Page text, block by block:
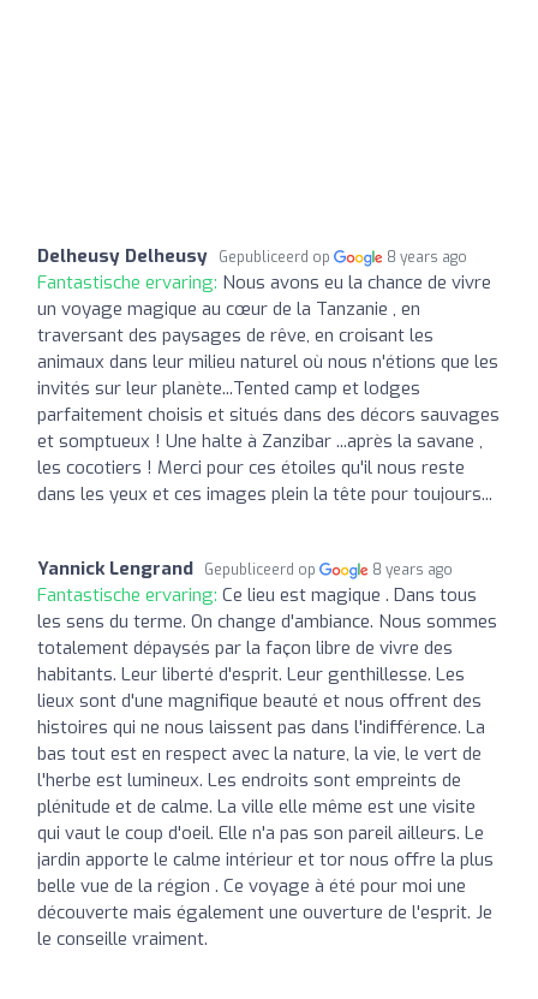
Delheusy Delheusy Gepubliceerd op 8 years ago
Fantastische ervaring: Nous avons eu la chance de vivre
un voyage magique au cœur de la Tanzanie , en
traversant des paysages de rêve, en croisant les
animaux dans leur milieu naturel où nous n'étions que les
invités sur leur planète...Tented camp et lodges
parfaitement choisis et situés dans des décors sauvages
et somptueux ! Une halte à Zanzibar ...après la savane ,
les cocotiers ! Merci pour ces étoiles qu'il nous reste
dans les yeux et ces images plein la tête pour toujours...
Yannick Lengrand Gepubliceerd op 8 years ago
Fantastische ervaring: Ce lieu est magique . Dans tous
les sens du terme. On change d'ambiance. Nous sommes
totalement dépaysés par la façon libre de vivre des
habitants. Leur liberté d'esprit. Leur genthillesse. Les
lieux sont d'une magnifique beauté et nous offrent des
histoires qui ne nous laissent pas dans l'indifférence. La
bas tout est en respect avec la nature, la vie, le vert de
l'herbe est lumineux. Les endroits sont empreints de
plénitude et de calme. La ville elle même est une visite
qui vaut le coup d'oeil. Elle n'a pas son pareil ailleurs. Le
jardin apporte le calme intérieur et tor nous offre la plus
belle vue de la région . Ce voyage à été pour moi une
découverte mais également une ouverture de l'esprit. Je
le conseille vraiment.